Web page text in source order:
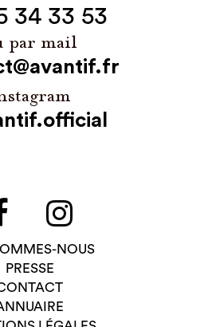
34 33 53
par mail
NOUS
PRESSE